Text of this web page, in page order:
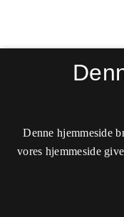
Denne hjemmeside
vores hjemmeside